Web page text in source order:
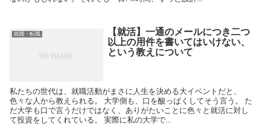
就職・転職
【就活】一通のメールにつき二つ
以上の用件を書いてはいけない、
という教えについて
私たちの世代は、就職活動がまさに人生を決める大イベントだと、
色々な人から教えられる。 大学側も、口を酸っぱくしてそう言う。 た
だ大学も口で言うだけではなく、ありがたいことに色々と就活に対し
て投資をしてくれている。 実際に私の大学で...